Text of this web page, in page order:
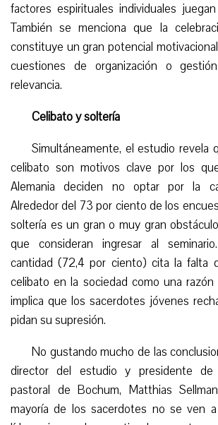
factores espirituales individuales
También se menciona que la
constituye un gran potencial
cuestiones de organización o
relevancia.
Celibato y soltería
Simultáneamente, el estudio revela
celibato son motivos clave por los
Alemania deciden no optar por la
Alrededor del 73 por ciento de los
soltería es un gran o muy gran
que consideran ingresar al
cantidad (72,4 por ciento) cita la falta
celibato en la sociedad como una razón
implica que los sacerdotes jóvenes
pidan su supresión.
No gustando mucho de las
director del estudio y presidente
pastoral de Bochum, Matthias
mayoría de los sacerdotes no se ven